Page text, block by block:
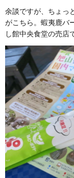
余談ですが、ちょっ
がこちら。蝦夷鹿バ
し館中央食堂の売店